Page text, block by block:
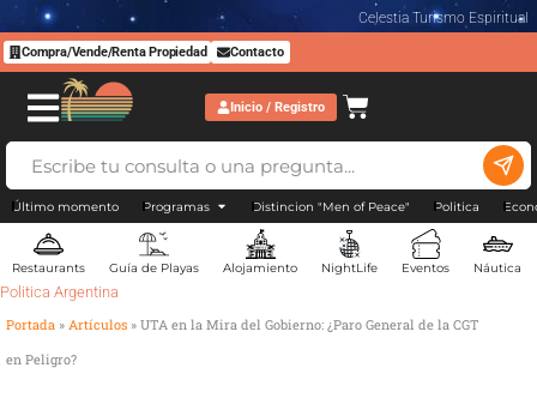
Celestia Turismo Espiritual
Compra/Vende/Renta Propiedad Contacto
Inicio / Registro
Último momento Programas Distincion "Men of Peace" Politica
Restaurants Guía de Playas Alojamiento NightLife Eventos Náutica
Politica Argentina
Portada » Artículos » UTA en la Mira del Gobierno: ¿Paro General de la CGT
en Peligro?